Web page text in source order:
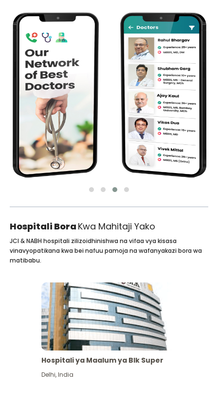
Hospitali Bora Kwa Mahitaji Yako
JCI & NABH hospitali zilizoidhinishwa na vifaa vya kisasa
vinavyopatikana kwa bei nafuu pamoja na wafanyakazi bora wa
matibabu.
Hospitali ya Maalum ya Blk Super
Delhi,India